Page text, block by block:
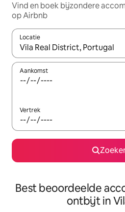
Vind en boek bijzondere
op Airbnb
Locatie
Wanneer er suggesties
Aankomst
Vertrek
Best beoordeelde
ontbijt in